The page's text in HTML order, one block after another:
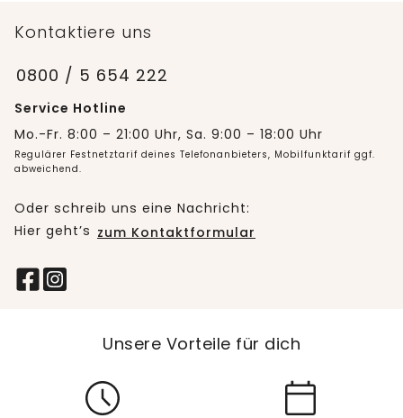
Kontaktiere uns
0800 / 5 654 222
Service Hotline
Mo.-Fr. 8:00 – 21:00 Uhr, Sa. 9:00 – 18:00 Uhr
Regulärer Festnetztarif deines Telefonanbieters, Mobilfunktarif ggf.
abweichend.
Oder schreib uns eine Nachricht:
Hier geht’s zum Kontaktformular
Unsere Vorteile für dich